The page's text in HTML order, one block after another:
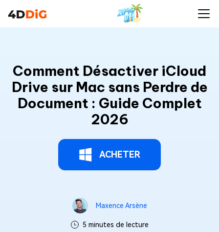
Comment Désactiver iCloud
Drive sur Mac sans Perdre de
Document : Guide Complet
2026
ACHETER
Maxence Arsène
5 minutes de lecture